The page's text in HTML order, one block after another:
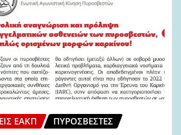
ΕΑΚΠ ΠΥΡΟΣΒΈΣΤΕΣ